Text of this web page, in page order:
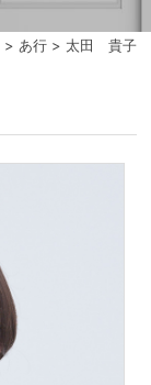
> あ行> 太田 貴子